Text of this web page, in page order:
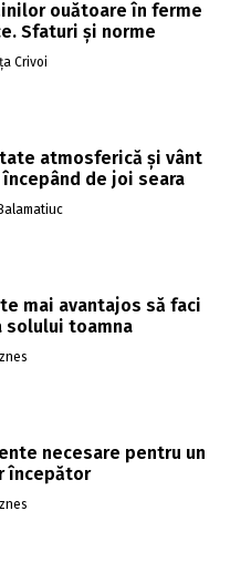
ouătoare în ferme
Sfaturi și norme
Crivoi
atmosferică şi vânt
de joi seara
mai avantajos să faci
solului toamna
necesare pentru un
începător